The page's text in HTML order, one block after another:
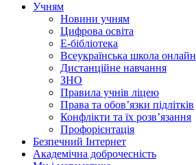
Учням
Новини учням
Цифрова освіта
E-бібліотека
Всеукраїнська школа онлайн
Дистанційне навчання
ЗНО
Правила учнів ліцею
Права та обов’язки підлітків
Конфлікти та їх розв’язання
Профорієнтація
Безпечний Інтернет
Академічна доброчесність